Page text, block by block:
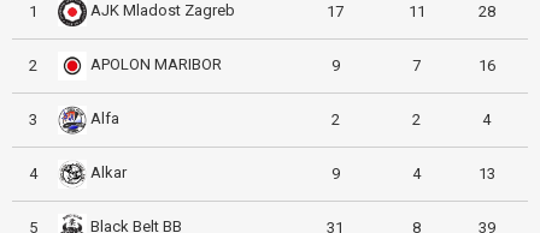
1 AJK Mladost Zagreb 17 11 28
2 APOLON MARIBOR 9 7 16
3 Alfa 2 2 4
4 Alkar 9 4 13
5 Black Belt BB 31 8 39